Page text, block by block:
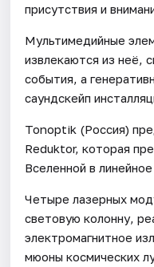
присутствия и
Мультимедийные
извлекаются из неё,
события, а
саундскейп
Tonoptik (Россия)
Reduktor, которая
Вселенной в
Четыре лазерных
световую колонну,
электромагнитное
мюоны космических